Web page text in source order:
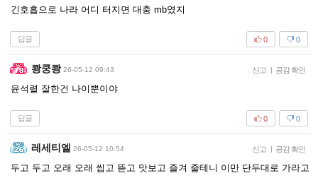
긴호흡으로 나라 어디 터지면 대충 mb였지
답글 0
0
쾅쿵쾅 26-05-12 09:43 신고 공감 확인
윤석렬 잘한건 나이뿐이야
답글 0
0
레세티엘 26-05-12 10:54 신고 공감 확인
두고 두고 오래 오래 씹고 뜯고 맛보고 즐겨 줄테니 이만 단두대로 가라고